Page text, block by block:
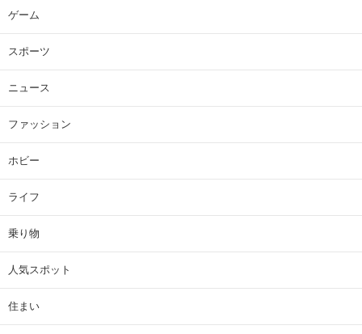
ゲーム
スポーツ
ニュース
ファッション
ホビー
ライフ
乗り物
人気スポット
住まい